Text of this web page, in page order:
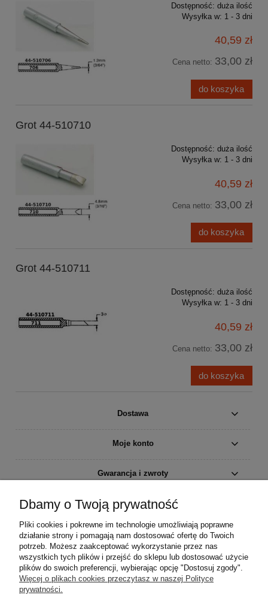
Dostępność: duża ilość
Wysyłka w: 1 - 3 dni
40,59 zł
Cena netto: 33,00 zł
do koszyka
Grot 44-510710
Dostępność: duża ilość
Wysyłka w: 1 - 3 dni
40,59 zł
Cena netto: 33,00 zł
do koszyka
Grot 44-510711
Dostępność: duża ilość
Wysyłka w: 1 - 3 dni
40,59 zł
Cena netto: 33,00 zł
do koszyka
Dostawa
Moje konto
Gwarancja i zwroty
O firmie
Dbamy o Twoją prywatność
Pliki cookies i pokrewne im technologie umożliwiają poprawne
działanie strony i pomagają nam dostosować ofertę do Twoich
potrzeb. Możesz zaakceptować wykorzystanie przez nas
wszystkich tych plików i przejść do sklepu lub dostosować użycie
plików do swoich preferencji, wybierając opcję "Dostosuj zgody".
Więcej o plikach cookies przeczytasz w naszej Polityce
prywatności.